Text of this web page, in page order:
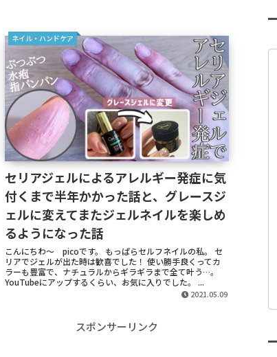
ネイル・ハンドケア
セリアジェルによるアレルギー発症に気
付くまで半年かかった話と、グレースジ
ェルに変えてまたジェルネイルを楽しめ
るようになった話
こんにちわ～ picoです。 もっぱらセルフネイルの私。 セ
リアでジェルが出た時は歓喜でした！ 使い勝手良くってカ
ラーも豊富で、ナチュラルからギラギラまで全て叶う…。
YouTubeにアップするくらい、お気に入りでした。 ...
2021.05.09
スポンサーリンク